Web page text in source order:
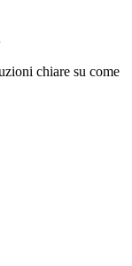
chiare su come